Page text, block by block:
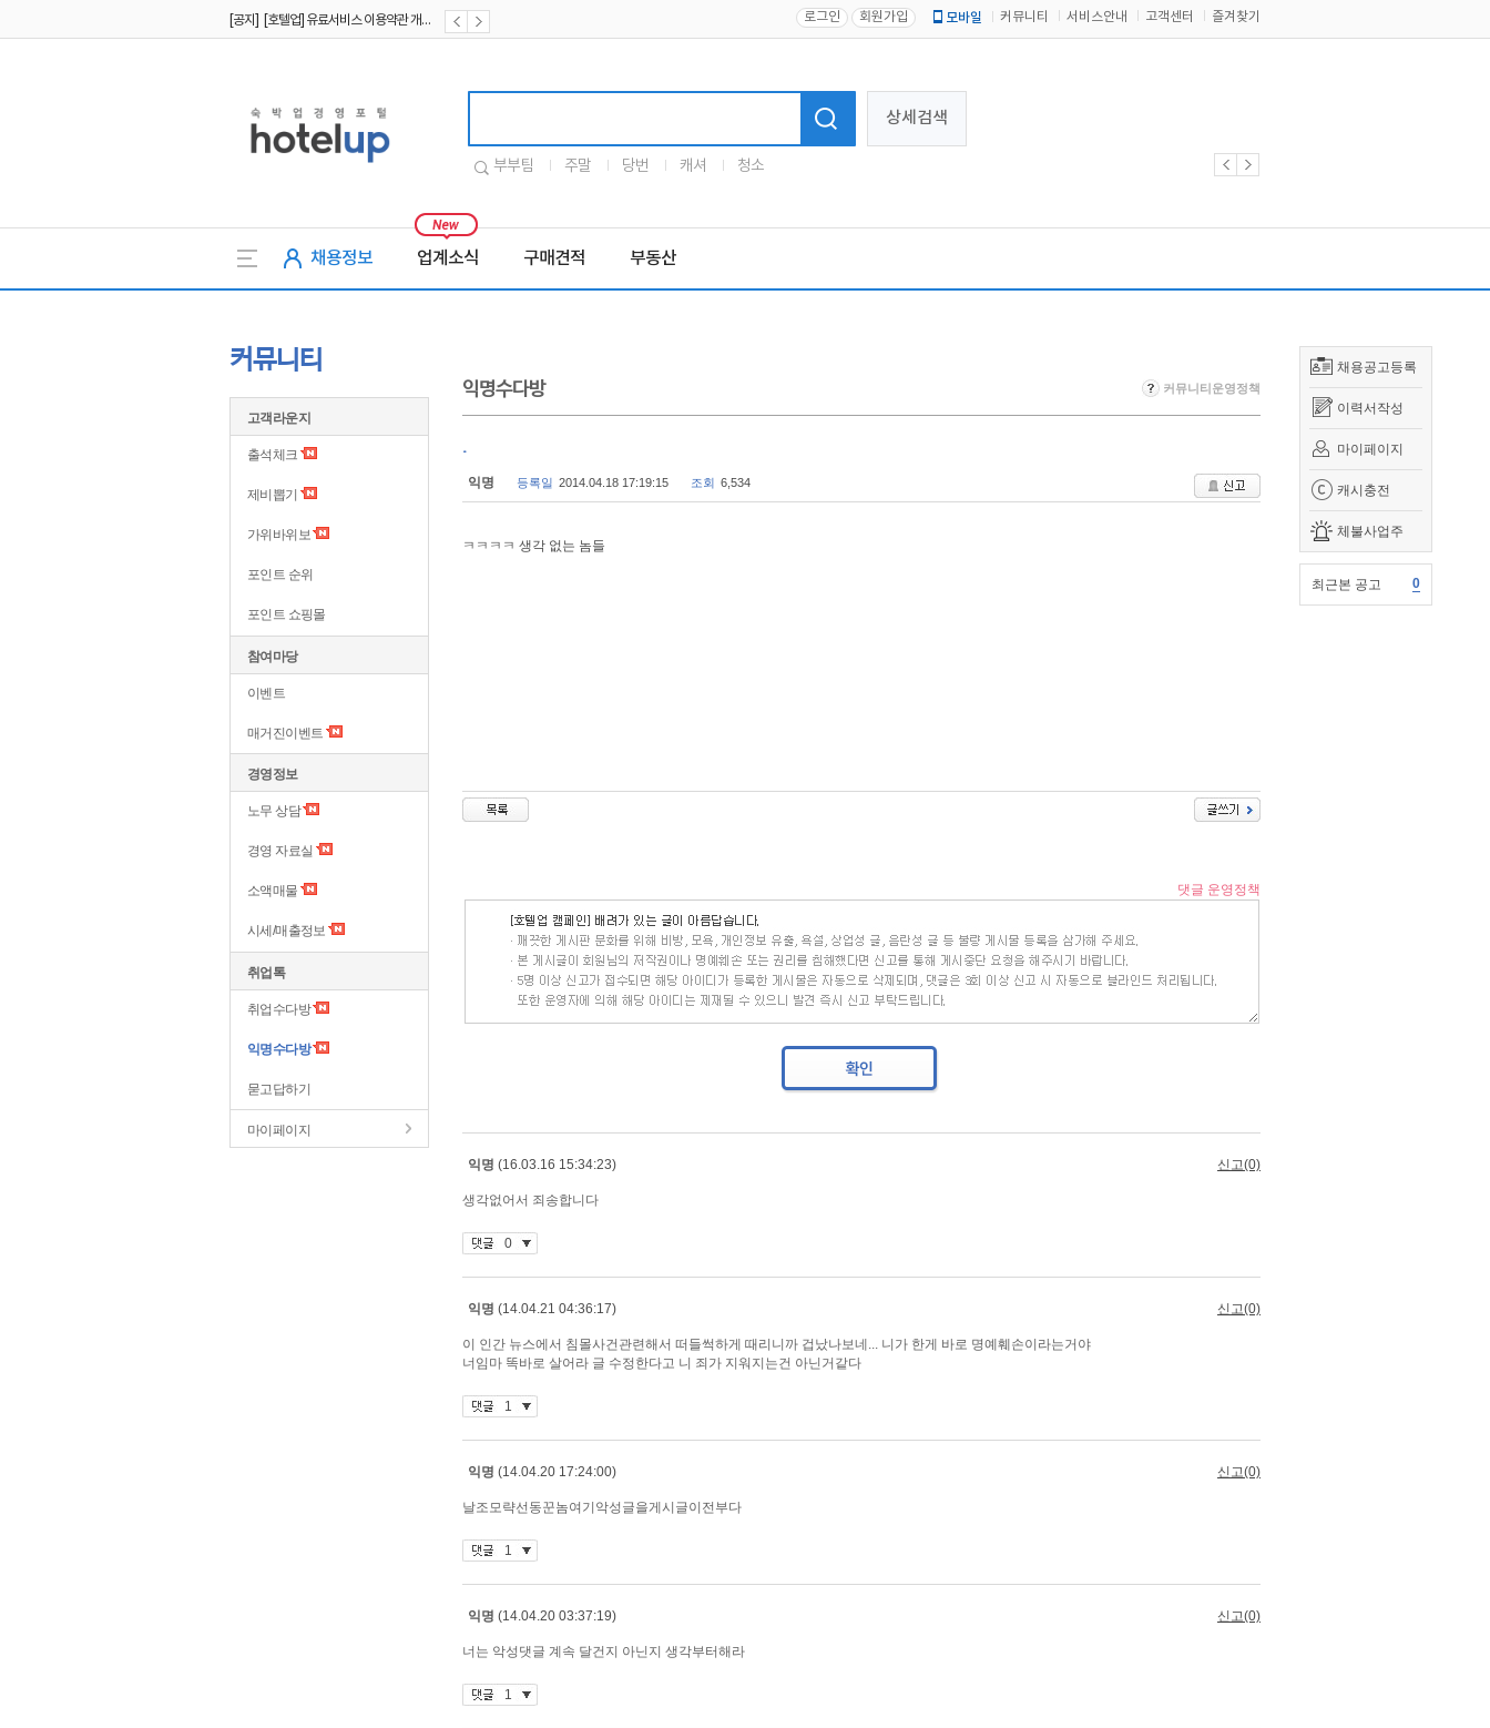
[공지] [호텔업] 유료서비스 이용약관 개정본2 (19.09.02) 로그인 회원가입 모바일 커뮤니티 서비스안내 고객센터 즐겨찾기
상세검색
부부팀 주말 당번 캐셔 청소
채용정보 업계소식 구매견적 부동산
채용공고등록
이력서작성
마이페이지
캐시충전
체불사업주
최근본 공고 0
커뮤니티
고객라운지
출석체크
제비뽑기
가위바위보
포인트 순위
포인트 쇼핑몰
참여마당
이벤트
매거진이벤트
경영정보
노무 상담
경영 자료실
소액매물
시세/매출정보
취업톡
취업수다방
익명수다방
묻고답하기
마이페이지
익명수다방 커뮤니티운영정책
.
익명 등록일 2014.04.18 17:19:15 조회 6,534
ㅋㅋㅋㅋ 생각 없는 놈들